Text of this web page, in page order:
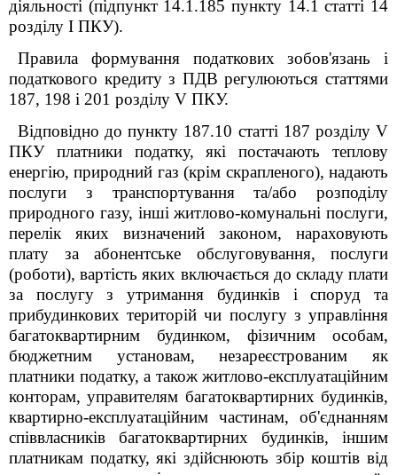
діяльності (підпункт 14.1.185 пункту 14.1 статті 14
розділу І ПКУ).
Правила формування податкових зобов'язань і
податкового кредиту з ПДВ регулюються статтями
187, 198 і 201 розділу V ПКУ.
Відповідно до пункту 187.10 статті 187 розділу V
ПКУ платники податку, які постачають теплову
енергію, природний газ (крім скрапленого), надають
послуги з транспортування та/або розподілу
природного газу, інші житлово-комунальні послуги,
перелік яких визначений законом, нараховують
плату за абонентське обслуговування, послуги
(роботи), вартість яких включається до складу плати
за послугу з утримання будинків і споруд та
прибудинкових територій чи послугу з управління
багатоквартирним будинком, фізичним особам,
бюджетним установам, незареєстрованим як
платники податку, а також житлово-експлуатаційним
конторам, управителям багатоквартирних будинків,
квартирно-експлуатаційним частинам, об'єднанням
співвласників багатоквартирних будинків, іншим
платникам податку, які здійснюють збір коштів від